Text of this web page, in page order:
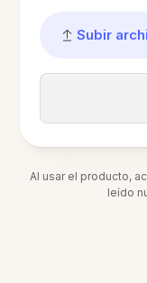
Subir
Al usar el producto,
leído